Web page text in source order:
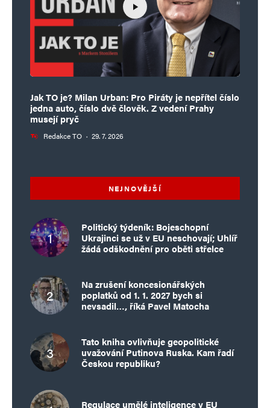
Jak TO je? Milan Urban: Pro Piráty je nepřítel číslo
jedna auto, číslo dvě člověk. Z vedení Prahy
musejí pryč
Redakce TO · 29. 7. 2026
NEJNOVĚJŠÍ
Politický týdeník: Bojeschopní
Ukrajinci se už v EU neschovají; Uhlíř
žádá odškodnění pro oběti střelce
Na zrušení koncesionářských
poplatků od 1. 1. 2027 bych si
nevsadil…, říká Pavel Matocha
Tato kniha ovlivňuje geopolitické
uvažování Putinova Ruska. Kam řadí
Českou republiku?
Regulace umělé inteligence v EU